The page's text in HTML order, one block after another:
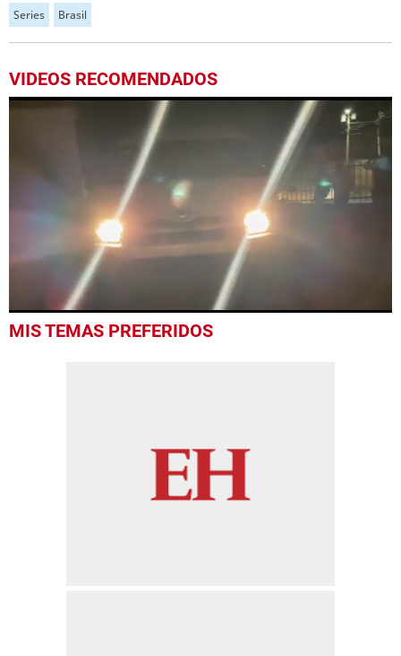
Series Brasil
VIDEOS RECOMENDADOS
seconds
MIS TEMAS PREFERIDOS